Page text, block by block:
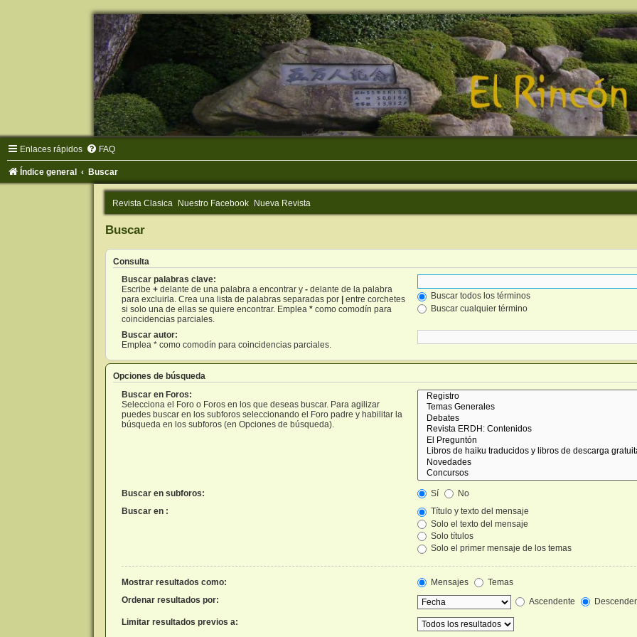
Enlaces rápidos FAQ
Índice general Buscar
Revista Clasica Nuestro Facebook Nueva Revista
Buscar
Consulta
Buscar palabras clave:
Escribe +delante de una palabra a encontrar y -delante de la palabra
para excluirla. Crea una lista de palabras separadas por
entre corchetes
si solo una de ellas se quiere encontrar. Emplea *como comodín para
coincidencias parciales.
Buscar todos los términos
Buscar cualquier término
Buscar autor:
Emplea * como comodín para coincidencias parciales.
Opciones de búsqueda
Buscar en Foros:
Selecciona el Foro o Foros en los que deseas buscar. Para agilizar
puedes buscar en los subforos seleccionando el Foro padre y habilitar la
búsqueda en los subforos (en Opciones de búsqueda).
Buscar en subforos: Sí
No
Buscar en :
Título y texto del mensaje
Solo el texto del mensaje
Solo títulos
Solo el primer mensaje de los temas
Mostrar resultados como: Mensajes
Temas
Ordenar resultados por:
Ascendente
Limitar resultados previos a: